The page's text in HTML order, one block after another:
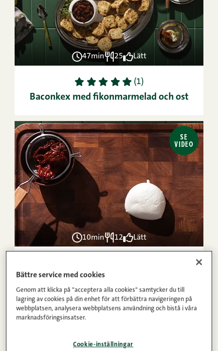
47min 25 Lätt
1 2 3 4 5 (1)
Baconkex med fikonmarmelad och ost
SE
VIDEO
10min 12 Lätt
Sushi alla Italiana
Bättre service med cookies
Genom att klicka på "acceptera alla cookies" samtycker du till
lagring av cookies på din enhet för att förbättra navigeringen på
webbplatsen, analysera webbplatsens användning och bistå i våra
marknadsföringsinsatser.
Cookie-inställningar